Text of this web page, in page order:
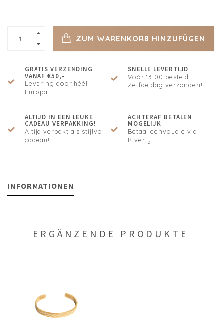
ZUM WARENKORB HINZUFÜGEN
GRATIS VERZENDING
VANAF €50,-
Levering door héél
Europa
SNELLE LEVERTIJD
Vóór 13:00 besteld.
Zelfde dag verzonden!
ALTIJD IN EEN LEUKE
CADEAU VERPAKKING!
Altijd verpakt als stijlvol
cadeau!
ACHTERAF BETALEN
MOGELIJK
Betaal eenvoudig via
Riverty
INFORMATIONEN
ERGÄNZENDE PRODUKTE